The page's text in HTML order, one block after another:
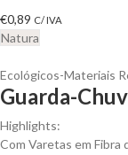
€0,89 C/ IVA
Natura
Ecológicos-Materiais
Guarda-
Highlights:
Com Varetas em Fibra